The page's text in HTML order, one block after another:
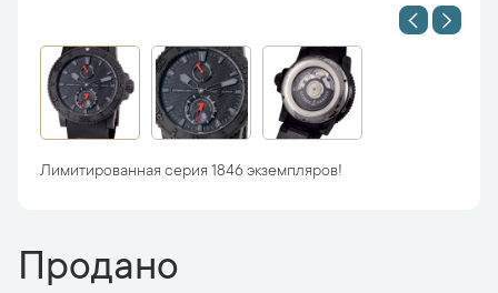
Лимитированная серия 1846 экземпляров!
Продано